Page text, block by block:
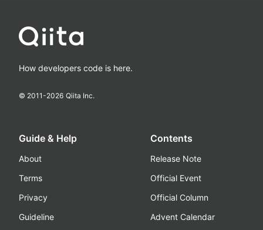
How developers code is here.
© 2011-2026 Qiita Inc.
Guide & Help
About
Terms
Privacy
Guideline
Contents
Release Note
Official Event
Official Column
Advent Calendar